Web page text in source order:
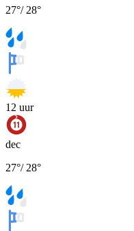
27°/ 28°
12 uur
dec
27°/ 28°